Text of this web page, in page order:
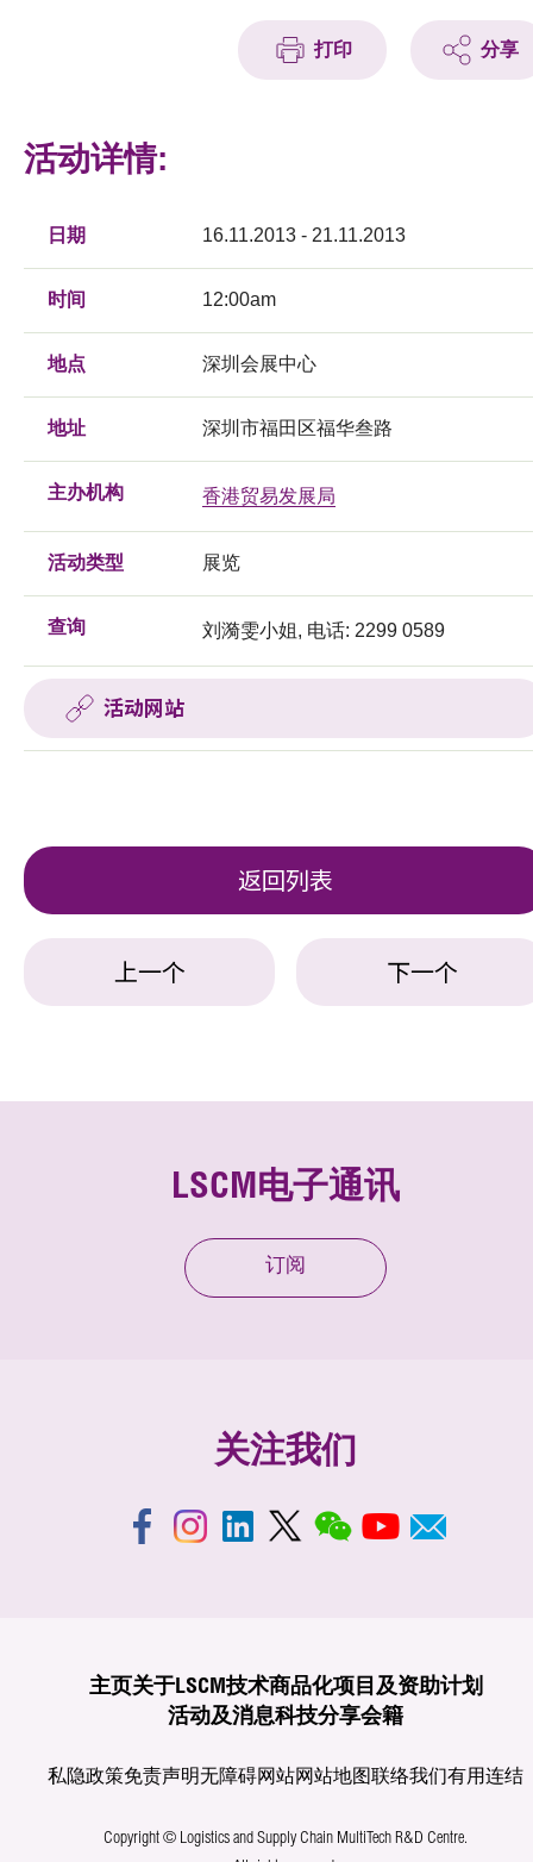
打印 分享
活动详情:
日期 16.11.2013 - 21.11.2013
时间 12:00am
地点 深圳会展中心
地址 深圳市福田区福华叁路
主办机构 香港贸易发展局
活动类型 展览
查询 刘漪雯小姐, 电话: 2299 0589
活动网站
返回列表
上一个 下一个
LSCM电子通讯
订阅
关注我们
主页关于LSCM技术商品化项目及资助计划
活动及消息科技分享会籍
私隐政策免责声明无障碍网站网站地图联络我们有用连结
Copyright © Logistics and Supply Chain MultiTech R&D Centre.